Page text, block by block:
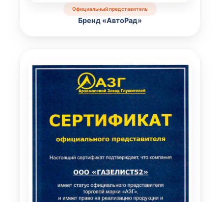
Официальный представитель
Бренд «АвтоРад»